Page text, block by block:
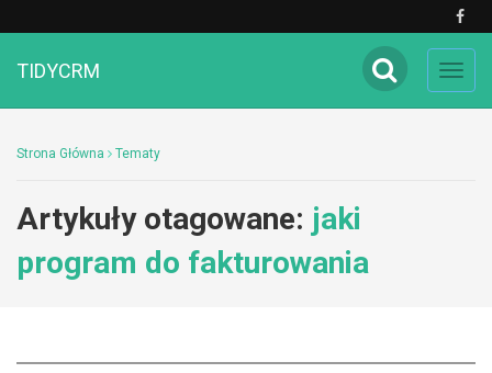
TIDYCRM
Strona Główna Tematy
Artykuły otagowane: jaki
program do fakturowania